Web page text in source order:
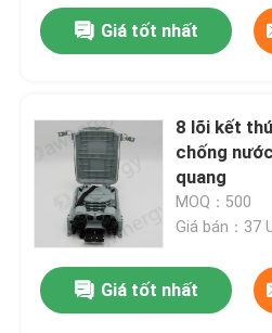
Giá tốt nhất
8 lõi kết
chống
quang
MOQ：500
Giá bán：37
Giá tốt nhất